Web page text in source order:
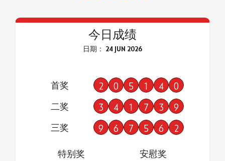
今日成绩
日期： 24 JUN 2026
首奖 2 0 5 1 4 0
二奖 3 4 1 7 3 9
三奖 9 6 7 5 6 2
特别奖
安慰奖